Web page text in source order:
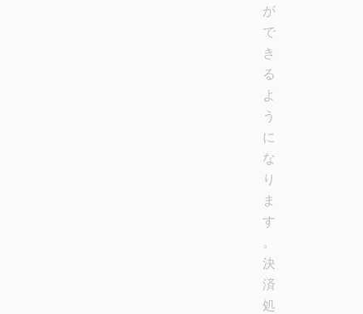
が
で
き
る
よ
う
に
な
り
ま
す
。
決
済
処